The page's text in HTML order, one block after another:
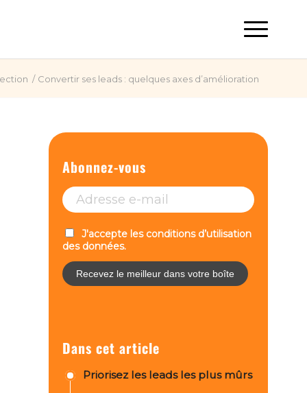
/ Convertir ses leads : quelques axes d’amélioration
Abonnez-vous
J'accepte les conditions d’utilisation
des données.
Dans cet article
Priorisez les leads les plus mûrs